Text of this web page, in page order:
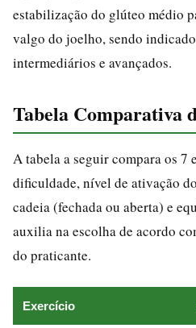
estabilização do glúteo médio
valgo do joelho, sendo
intermediários e avançados.
Tabela Comparativa
A tabela a seguir compara os 7
dificuldade, nível de ativação
cadeia (fechada ou aberta) e
auxilia na escolha de acordo
do praticante.
Exercício